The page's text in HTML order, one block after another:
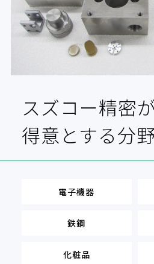
スズコー精密
得意とする分
電子機器
鉄鋼
化粧品